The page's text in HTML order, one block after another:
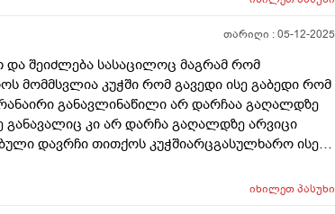
კუჭში გასვლის შემდეგ ცოტათი მტკივა არა
გამიღიზიანა და არის თუარა ისეთი
ადრე მითხრა ექიმმა დანიშბულების
მახსოვს მენთოლიანია უს სანთელი
თარიღი :05-12-2025
შეიძლება სასაცილოც მაგრამ რომ
მომმსვლია კუჭში რომ გავედი ისე გაბედი რომ
განავლინაწილი არ დარჩაა გაღალდზე
განავალიც კი არ დარჩა გაღალდზე არვიცი
დავრჩი თითქოს კუჭშიარცგასულხარო ისე
რამე საშიში ხოარა ან რას ნიშნავს ეს
იხილეთპასუხი